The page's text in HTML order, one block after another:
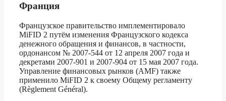
Франция
Французское правительство имплементировало
MiFID 2 путём изменения Французского кодекса
денежного обращения и финансов, в частности,
ордонансом № 2007-544 от 12 апреля 2007 года и
декретами 2007-901 и 2007-904 от 15 мая 2007 года.
Управление финансовых рынков (AMF) также
применило MiFID 2 к своему Общему регламенту
(Règlement Général).